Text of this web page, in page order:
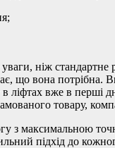
ніж
що вона потрібна.
ліфтах вже в перші
товару,
з максимальною
підхід до